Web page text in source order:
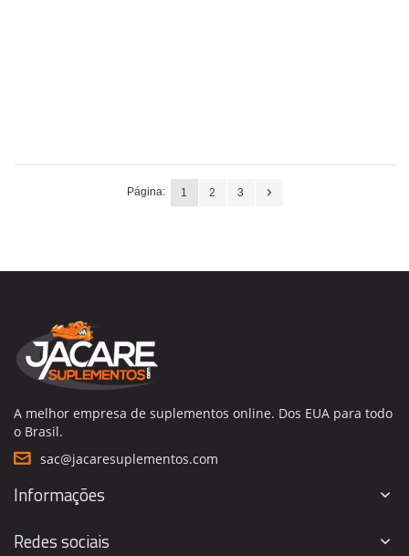
Página: 1 2 3
A melhor empresa de suplementos online. Dos EUA para todo
o Brasil.
sac@jacaresuplementos.com
Informações
Redes sociais